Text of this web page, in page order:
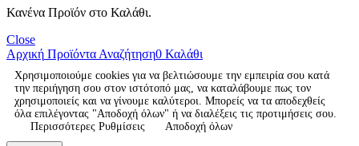
Κανένα Προϊόν στο Καλάθι.
Close
Αρχική Προϊόντα Αναζήτηση0 Καλάθι
Χρησιμοποιούμε cookies για να βελτιώσουμε την εμπειρία σου κατά
την περιήγηση σου στον ιστότοπό μας, να καταλάβουμε πως τον
χρησιμοποιείς και να γίνουμε καλύτεροι. Μπορείς να τα αποδεχθείς
όλα επιλέγοντας "Αποδοχή όλων" ή να διαλέξεις τις προτιμήσεις σου.
Περισσότερες Ρυθμίσεις
Αποδοχή όλων